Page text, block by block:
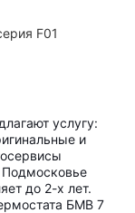
F01
услугу:
и
до 2-х лет.
БМВ 7